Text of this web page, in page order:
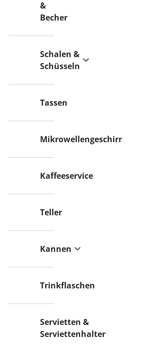
&
Becher
Schalen &
Schüsseln
Tassen
Mikrowellengeschirr
Kaffeeservice
Teller
Kannen
Trinkflaschen
Servietten &
Serviettenhalter